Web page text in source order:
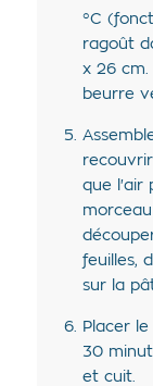
°C
ragoût
x 26 cm.
beurre
que l'air
feuilles,
sur la
Placer
30
et cuit.